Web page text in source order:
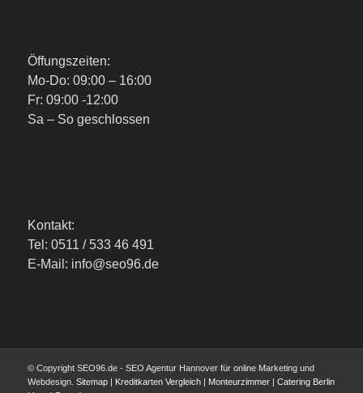
Öffungszeiten:
Mo-Do: 09:00 – 16:00
Fr: 09:00 -12:00
Sa – So geschlossen
Kontakt:
Tel: 0511 / 533 46 491
E-Mail: info@seo96.de
© Copyright SEO96.de - SEO Agentur Hannover für online Marketing und
Webdesign. Sitemap| Kreditkarten Vergleich| Monteurzimmer| Catering Berlin